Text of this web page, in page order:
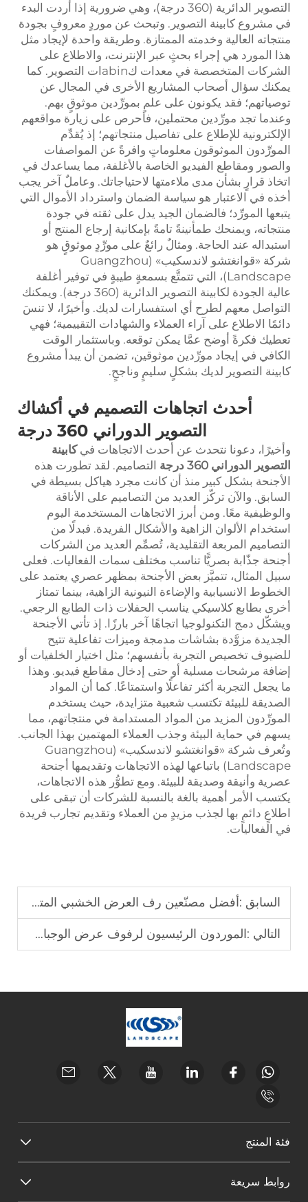
التصوير الدائرية (360 درجة)، وهي ضرورية إذا أردت البدء
في مشروع كابينة التصوير. وتبحث عن موردٍ معروفٍ بجودة
منتجاته العالية وخدمته الممتازة. وطريقة واحدة لإيجاد مثل
هذا المورد هي إجراء بحثٍ عبر الإنترنت، والاطلاع على
الشركات المتخصصة في معدات كabinات التصوير. كما
يمكنك سؤال أصحاب المشاريع الأخرى في المجال عن
توصياتهم؛ فقد يكونون على علمٍ بمورِّدين موثوقٍ بهم.
وعندما تجد مورِّدين محتملين، فاحرص على زيارة مواقعهم
الإلكترونية للإطلاع على تفاصيل منتجاتهم؛ إذ يُقدِّم
المورِّدون الموثوقون معلوماتٍ وافرةً عن المواصفات
والصور ومقاطع الفيديو الخاصة بالأغلفة، مما يساعدك في
اتخاذ قرارٍ بشأن مدى ملاءمتها لاحتياجاتك. وعاملٌ آخر يجب
أخذه في الاعتبار هو سياسة الضمان واسترداد الأموال التي
يتبعها المورِّد؛ فالضمان الجيد يدل على ثقته في جودة
منتجاته، ويمنحك طمأنينةً تامةً بإمكانية إرجاع المنتج أو
استبداله عند الحاجة. ومثالٌ رائعٌ على مورِّدٍ موثوقٍ هو
شركة «قوانغتشو لاندسكيب» (Guangzhou
Landscape)، التي تتمتَّع بسمعةٍ طيبةٍ في توفير أغلفة
عالية الجودة لكابينة التصوير الدائرية (360 درجة). ويمكنك
التواصل معهم لطرح أي استفسارات لديك. وأخيرًا، لا تنسَ
دائمًا الاطلاع على آراء العملاء والشهادات التقييمية؛ فهي
تعطيك فكرةً أوضح عمَّا يمكن توقعه. وباستثمار الوقت
الكافي في إيجاد مورِّدين موثوقين، تضمن أن يبدأ مشروع
كابينة التصوير لديك بشكلٍ سليمٍ وناجحٍ.
أحدث اتجاهات التصميم في أكشاك
التصوير الدوراني 360 درجة
وأخيرًا، دعونا نتحدث عن أحدث الاتجاهات في كابينة
التصوير الدوراني 360 درجة
التصاميم. لقد تطورت هذه
الأجنحة بشكل كبير منذ أن كانت مجرد هياكل بسيطة في
السابق. والآن تركّز العديد من التصاميم على الأناقة
والوظيفية معًا. ومن أبرز الاتجاهات المستخدمة اليوم
استخدام الألوان الزاهية والأشكال الفريدة. فبدلًا من
التصاميم المربعة التقليدية، تُصمِّم العديد من الشركات
أجنحة جذّابة بصريًّا تناسب مختلف سمات الفعاليات. فعلى
سبيل المثال، تتميَّز بعض الأجنحة بمظهر عصري يعتمد على
الخطوط الانسيابية والإضاءة النيونية الزاهية، بينما تمتاز
أخرى بطابع كلاسيكي يناسب الحفلات ذات الطابع الرجعي.
ويشكّل دمج التكنولوجيا اتجاهًا آخر بارزًا. إذ تأتي الأجنحة
الجديدة مزوَّدة بشاشات مدمجة وميزات تفاعلية تتيح
للضيوف تخصيص التجربة بأنفسهم؛ مثل اختيار الخلفيات أو
إضافة مرشحات مسلية أو حتى إدخال مقاطع فيديو. وهذا
ما يجعل التجربة أكثر تفاعلًا واستمتاعًا. كما أن المواد
الصديقة للبيئة تكتسب شعبية متزايدة، حيث يستخدم
المورِّدون المزيد من المواد المستدامة في منتجاتهم، مما
يسهم في حماية البيئة وجذب العملاء المهتمين بهذا الجانب.
وتُعرف شركة «قوانغتشو لاندسكيب» (Guangzhou
Landscape) باتباعها لهذه الاتجاهات وتقديمها أجنحة
عصرية وأنيقة وصديقة للبيئة. ومع تطوُّر هذه الاتجاهات،
يكتسب الأمر أهمية بالغة بالنسبة للشركات أن تبقى على
اطلاعٍ دائمٍ بها لجذب مزيدٍ من العملاء وتقديم تجارب فريدة
في الفعاليات.
السابق :أفضل مصنّعين رف العرض الخشبي المتعدد الطبقات
التالي : الموردون الرئيسيون لرفوف عرض الوجبات الخفيفة للتجزئة
فئة المنتج
روابط سريعة